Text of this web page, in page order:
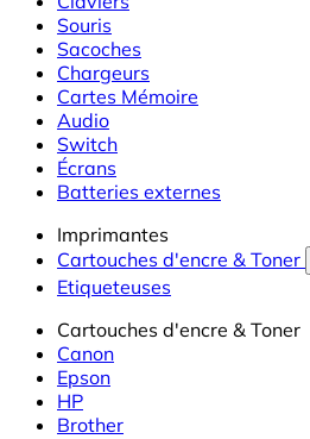
Souris
Sacoches
Chargeurs
Cartes Mémoire
Audio
Switch
Écrans
Batteries externes
Imprimantes
Cartouches d'encre & Toner
Etiqueteuses
Cartouches d'encre & Toner
Canon
Epson
HP
Brother